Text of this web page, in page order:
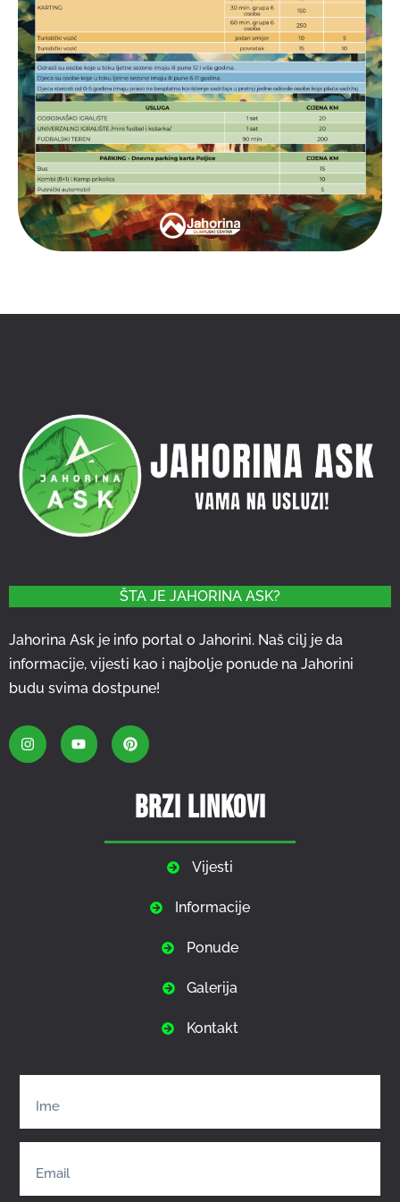
ŠTA JE JAHORINA ASK?
Jahorina Ask je info portal o Jahorini. Naš cilj je da
informacije, vijesti kao i najbolje ponude na Jahorini
budu svima dostpune!
Brzi linkovi
Vijesti
Informacije
Ponude
Galerija
Kontakt